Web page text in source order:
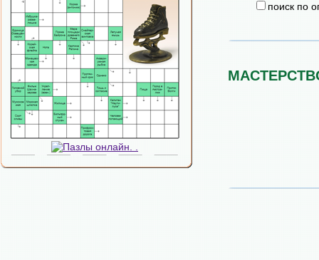
поиск по